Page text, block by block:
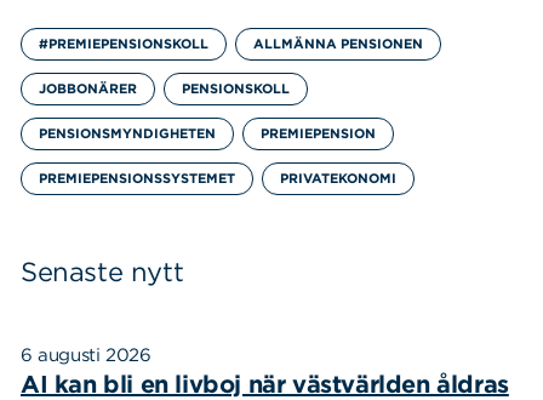
#PREMIEPENSIONSKOLL ALLMÄNNA PENSIONEN
JOBBONÄRER PENSIONSKOLL
PENSIONSMYNDIGHETEN PREMIEPENSION
PREMIEPENSIONSSYSTEMET PRIVATEKONOMI
Senaste nytt
6 augusti 2026
AI kan bli en livboj när västvärlden åldras
efter: